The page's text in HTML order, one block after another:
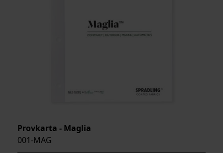
Provkarta - Maglia
001-MAG